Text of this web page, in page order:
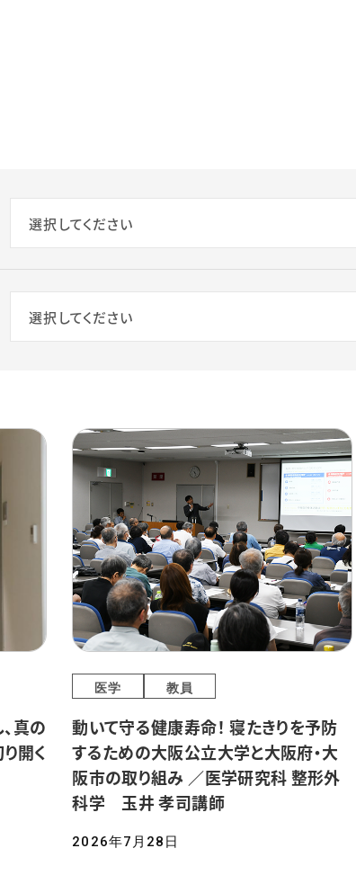
選択してください
選択してください
真の
開く
2026年7月28日
医学 教員
動いて守る健康寿命！ 寝たきりを予防
するための大阪公立大学と大阪府・大
阪市の取り組み ／医学研究科 整形外
科学 玉井 孝司講師